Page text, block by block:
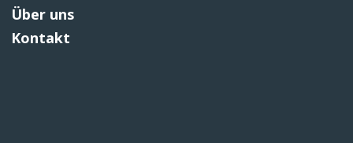
Über uns
Kontakt